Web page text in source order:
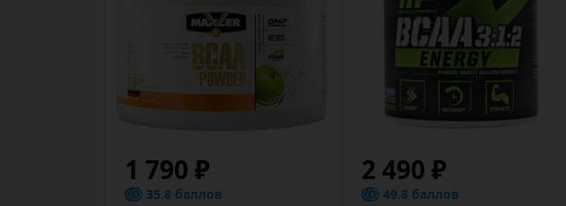
1 790 ₽
35.8 баллов
2 490 ₽
49.8 баллов